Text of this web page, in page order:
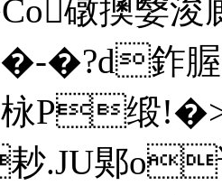
礅擙嫛浚
�?d鈼腛
栐P缎
.JU郹o